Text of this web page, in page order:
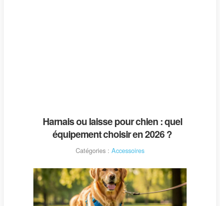
Harnais ou laisse pour chien : quel
équipement choisir en 2026 ?
Catégories : Accessoires